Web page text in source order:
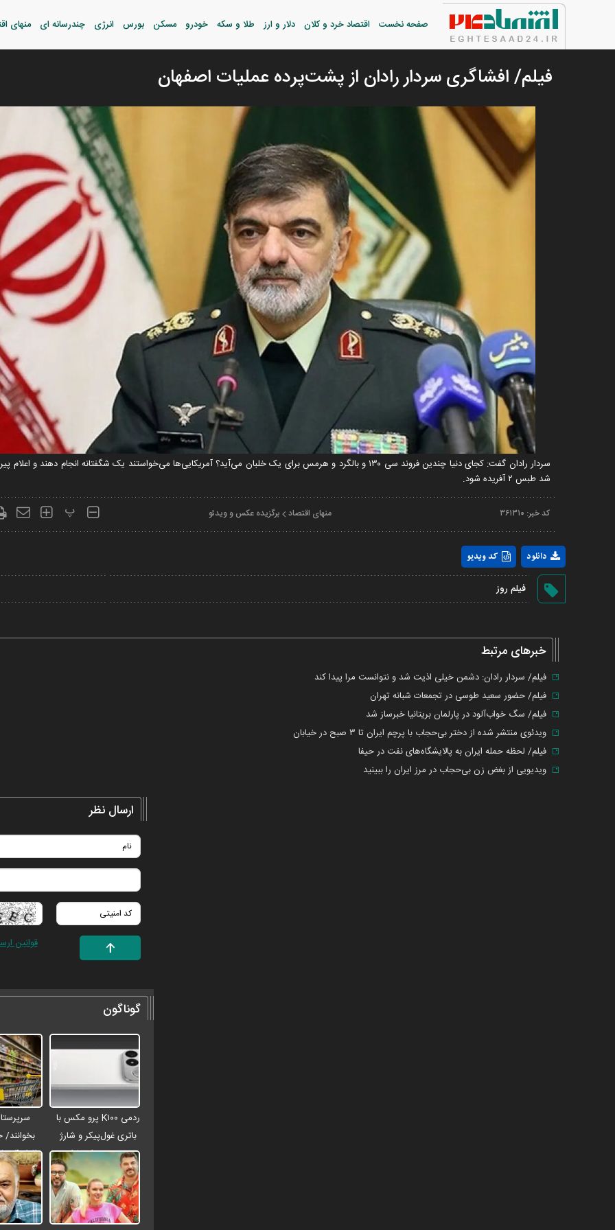
صفحه نخست اقتصاد خرد و کلان دلار و ارز طلا و سکه خودرو مسکن بورس انرژی چندرسانه ای منهای
فیلم/ افشاگری سردار رادان از پشت‌پرده عملیات اصفهان
سردار رادان گفت: کجای دنیا چندین فروند سی ۱۳۰ و بالگرد و هرمس برای یک خلبان می‌آید؟ آمریکایی‌ها می‌خواستند یک شگفتانه انجام دهند و
شد طبس ۲ آفریده شود.
کد خبر: ۳۶۱۳۱۰ منهای اقتصاد برگزیده عکس و ویدئو پ
کد ویدیو دانلود
فیلم روز
خبرهای مرتبط
فیلم/ سردار رادان: دشمن خیلی اذیت شد و نتوانست مرا پیدا کند
فیلم/ حضور سعید طوسی در تجمعات شبانه تهران
فیلم/ سگ خواب‌آلود در پارلمان بریتانیا خبرساز شد
ویدئوی منتشر شده از دختر بی‌حجاب با پرچم ایران تا ۳ صبح در خیابان
فیلم/ لحظه حمله ایران به پالایشگاه‌های نفت در حیفا
ویدیویی از بغض زن بی‌حجاب در مرز ایران را ببینید
ارسال نظر
قوانین
گوناگون
ردمی K۱۰۰ پرو مکس با
باتری غول‌پیکر و شارژ
بی‌سیم روانه بازار
می‌شود